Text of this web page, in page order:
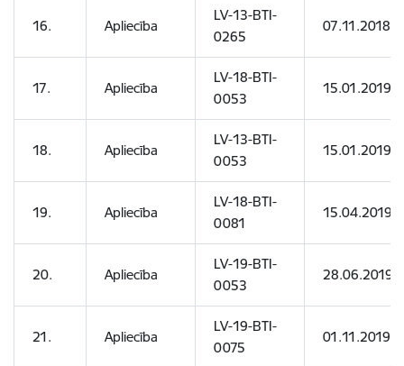
16. Apliecība
LV-13-BTI-
0265
07.11.2018
17. Apliecība
LV-18-BTI-
0053
15.01.2019
18. Apliecība
LV-13-BTI-
0053
15.01.2019
19. Apliecība
LV-18-BTI-
0081
15.04.2019
20. Apliecība
LV-19-BTI-
0053
28.06.2019
21. Apliecība
LV-19-BTI-
0075
01.11.2019